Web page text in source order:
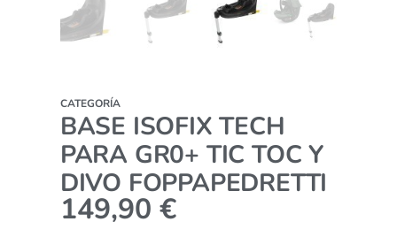
CATEGORÍA
BASE ISOFIX TECH
PARA GR0+ TIC TOC Y
DIVO FOPPAPEDRETTI
149,90 €